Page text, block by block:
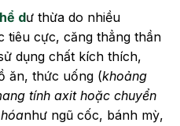
dư thừa do nhiều
tiêu cực, căng thẳng thần
dụng chất kích thích,
ăn, thức uống (khoảng
tính axit hoặc chuyển
như ngũ cốc, bánh mỳ,